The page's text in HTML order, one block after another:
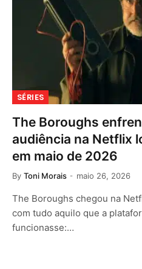
SÉRIES
The Boroughs
audiência na Netflix
em maio de 2026
By Toni Morais maio 26, 2026
The Boroughs chegou na
com tudo aquilo que a
funcionasse:…